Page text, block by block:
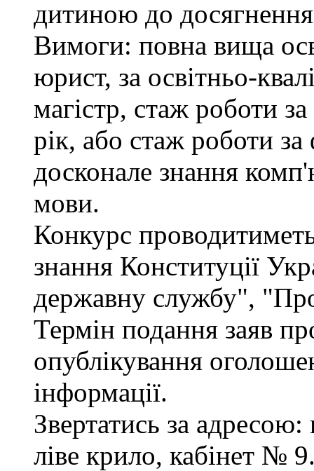
дитиною до
Вимоги: повна вища
юрист, за освітньо-
магістр, стаж роботи
рік, або стаж роботи
досконале знання
мови.
Конкурс
знання Конституції
державну службу",
Термін подання заяв
опублікування
інформації.
Звертатись за
ліве крило, кабінет №